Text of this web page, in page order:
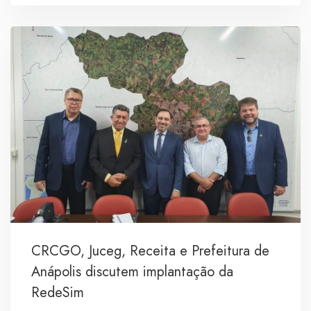
CRCGO, Juceg, Receita e Prefeitura de
Anápolis discutem implantação da
RedeSim